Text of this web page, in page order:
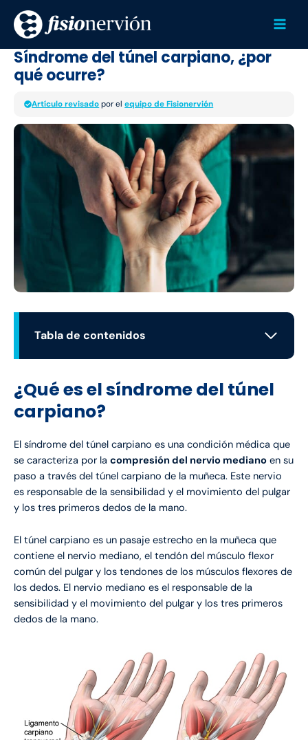
contenido
Síndrome del túnel carpiano, ¿por
qué ocurre?
Artículo revisadopor elequipo de Fisionervión
Tabla de contenidos
Túnel carpiano y uso del ordenador, ¿existe
relación?
Cómo saber si tengo el síndrome del túnel
Tratamiento de fisioterapia en el túnel carpiano
Consejos para una recuperación exitosa
Preguntas frecuentes sobre el túnel carpiano
Cuándo operar el síndrome del túnel
carpiano
Diferencia entre tendinitis y síndrome del
túnel carpiano
¿Qué es el síndrome del túnel
carpiano?
El síndrome del túnel carpiano es una condición médica que
se caracteriza por la compresión del nervio mediano en su
paso a través del túnel carpiano de la muñeca. Este nervio
es responsable de la sensibilidad y el movimiento del pulgar
y los tres primeros dedos de la mano.
El túnel carpiano es un pasaje estrecho en la muñeca que
contiene el nervio mediano, el tendón del músculo flexor
común del pulgar y los tendones de los músculos flexores de
los dedos. El nervio mediano es el responsable de la
sensibilidad y el movimiento del pulgar y los tres primeros
dedos de la mano.